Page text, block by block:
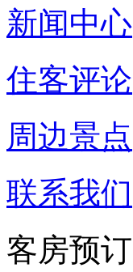
新闻中心
住客评论
周边景点
联系我们
客房预订